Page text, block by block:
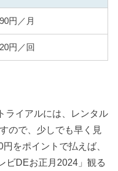
円／月
円／回
ライアルには、レンタル
ので、少しでも早く見
をポイントで払えば、
ビDEお正月2024」観る